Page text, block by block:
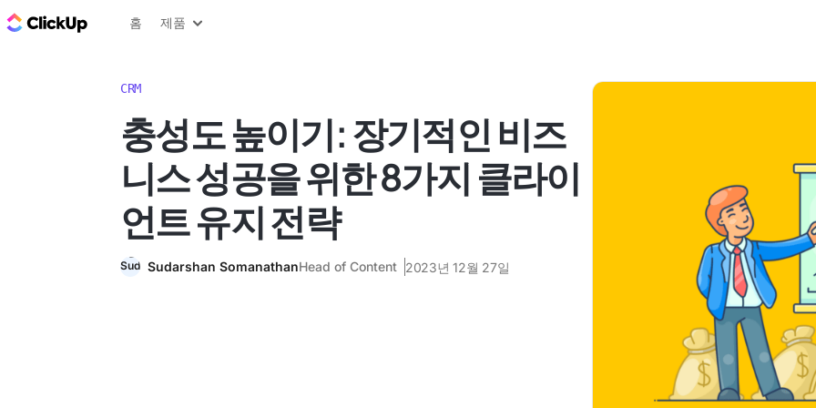
ClickUp 블로그
홈 제품
CRM
충성도 높이기: 장기적인 비즈
니스 성공을 위한 8가지 클라이
언트 유지 전략
Sudarshan SomanathanHead of Content 2023년 12월 27일